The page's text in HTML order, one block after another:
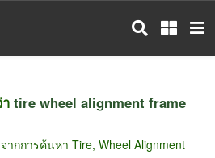
tire wheel alignment frame
ากการค้นหา Tire, Wheel Alignment